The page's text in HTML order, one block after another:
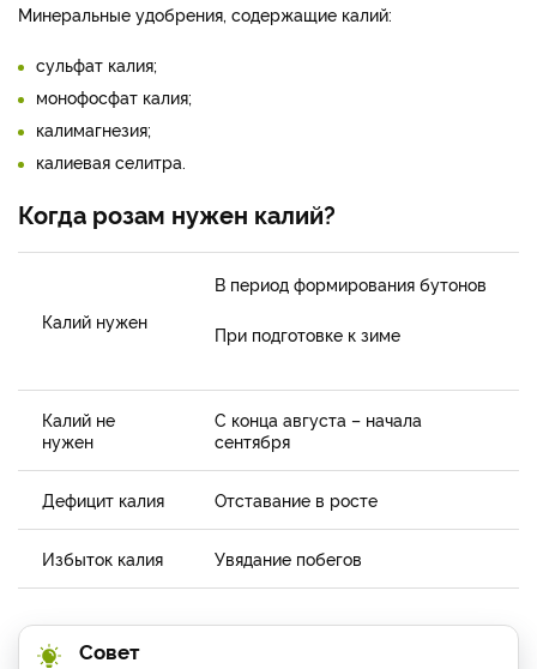
Минеральные удобрения, содержащие калий:
сульфат калия;
монофосфат калия;
калимагнезия;
калиевая селитра.
Когда розам нужен калий?
Калий нужен
В период формирования бутонов
При подготовке к зиме
Калий не
нужен
С конца августа – начала
сентября
Дефицит калия Отставание в росте
Избыток калия Увядание побегов
Совет